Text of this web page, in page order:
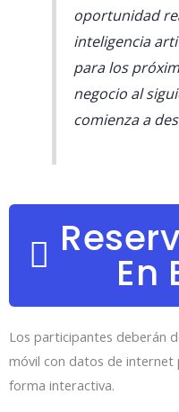
oportunidad
inteligencia
para los
negocio al
comienza a
En
Los participantes deberán
móvil con datos de internet
forma interactiva.